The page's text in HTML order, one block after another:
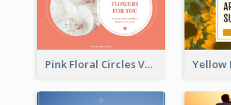
Pink Floral Circles Valentines Day Gift Card